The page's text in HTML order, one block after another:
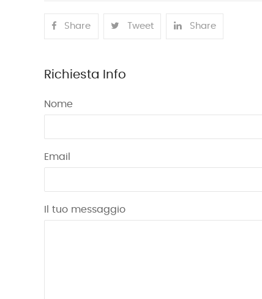
Share Tweet Share
Richiesta Info
Nome
Email
Il tuo messaggio